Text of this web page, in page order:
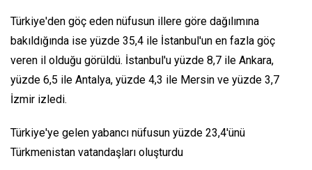
Türkiye'den göç eden nüfusun illere göre dağılımına
bakıldığında ise yüzde 35,4 ile İstanbul'un en fazla göç
veren il olduğu görüldü. İstanbul'u yüzde 8,7 ile Ankara,
yüzde 6,5 ile Antalya, yüzde 4,3 ile Mersin ve yüzde 3,7
İzmir izledi.
Türkiye'ye gelen yabancı nüfusun yüzde 23,4'ünü
Türkmenistan vatandaşları oluşturdu